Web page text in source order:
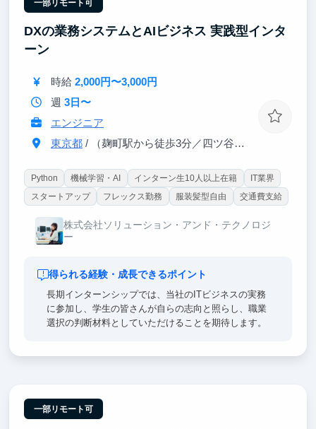
一部リモート可
DXの業務システムとAIビジネス 実践型インタ
ーン
時給 2,000円〜3,000円
週 3日〜
エンジニア
東京都/ （麹町駅から徒歩3分／四ツ谷駅から徒歩5分）
Python 機械学習・AI インターン生10人以上在籍
IT業界
スタートアップ
フレックス勤務 服装髪型自由 交通費支給
株式会社ソリューション・アンド・テクノロジ
ー
得られる経験・成長できるポイント
長期インターンシップでは、当社のITビジネスの実務
に参加し、学生の皆さんが自らの志向と照らし、職業
選択の判断材料としていただけることを期待します。
一部リモート可